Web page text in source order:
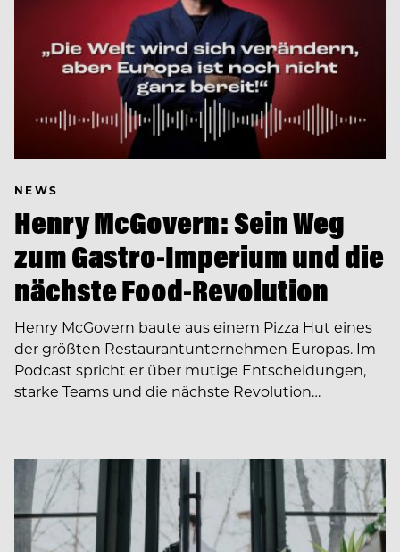
NEWS
Henry McGovern: Sein Weg
zum Gastro-Imperium und die
nächste Food-Revolution
Henry McGovern baute aus einem Pizza Hut eines
der größten Restaurantunternehmen Europas. Im
Podcast spricht er über mutige Entscheidungen,
starke Teams und die nächste Revolution…